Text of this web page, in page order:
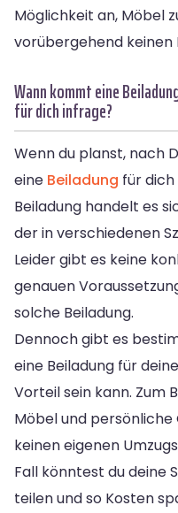
Möglichkeit an, Möbel
vorübergehend keinen
Wann kommt eine
für dich infrage?
Wenn du planst, nach
eine Beiladung für
Beiladung handelt es
der in verschiedenen
Leider gibt es keine
genauen
solche Beiladung.
Dennoch gibt es
eine Beiladung für
Vorteil sein kann. Zum
Möbel und
keinen eigenen
Fall könntest du deine
teilen und so Kosten